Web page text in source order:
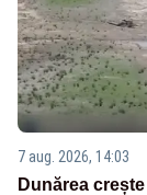
7 aug. 2026, 14:03
Dunărea